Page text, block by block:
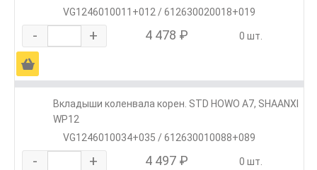
VG1246010011+012 / 612630020018+019
- + 4 478 ₽ 0 шт.
Ä
Вкладыши коленвала корен. STD HOWO A7, SHAANXI
WP12
VG1246010034+035 / 612630010088+089
- + 4 497 ₽ 0 шт.